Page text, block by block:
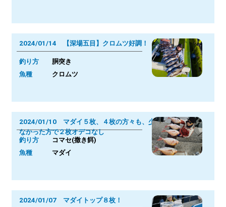
2024/01/14 【深場五目】クロムツ好調！
釣り方 胴突き
魚種 クロムツ
2024/01/10 マダイ５枚、４枚の方々も、少
なかった方で２枚オデコなし
釣り方
コマセ(撒き餌)
魚種 マダイ
2024/01/07 マダイトップ８枚！